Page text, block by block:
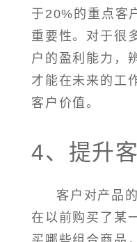
于20%的重点客
重要性。对于很
户的盈利能力，
才能在未来的工
客户价值。
4、提升
客户对产品
在以前购买了某